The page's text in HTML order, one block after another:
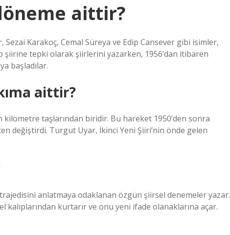
aittir?
Sezai Karakoç, Cemal Süreya ve Edip Cansever gibi isimler,
şiirine tepki olarak şiirlerini yazarken, 1956’dan itibaren
başladılar.
aittir?
taşlarından biridir. Bu hareket 1950’den sonra
değiştirdi. Turgut Uyar, İkinci Yeni Şiiri’nin önde gelen
anlatmaya odaklanan özgün şiirsel denemeler yazar.
kurtarır ve onu yeni ifade olanaklarına açar.